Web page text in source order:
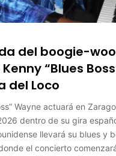
del boogie-
“Blues
del Loco
Wayne actuará en
dentro de su gira
llevará su blues y
el concierto